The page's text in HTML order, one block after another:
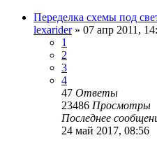
Переделка схемы под
lexarider» 07 апр 2011,
1
2
3
4
47 Ответы
23486 Просмотры
Последнее
24 май 2017, 08:56